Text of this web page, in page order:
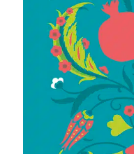
Nähen und Fashion
Zeichnen,
Kulinarik & Genuss
Abenteuer &
Bavarica &